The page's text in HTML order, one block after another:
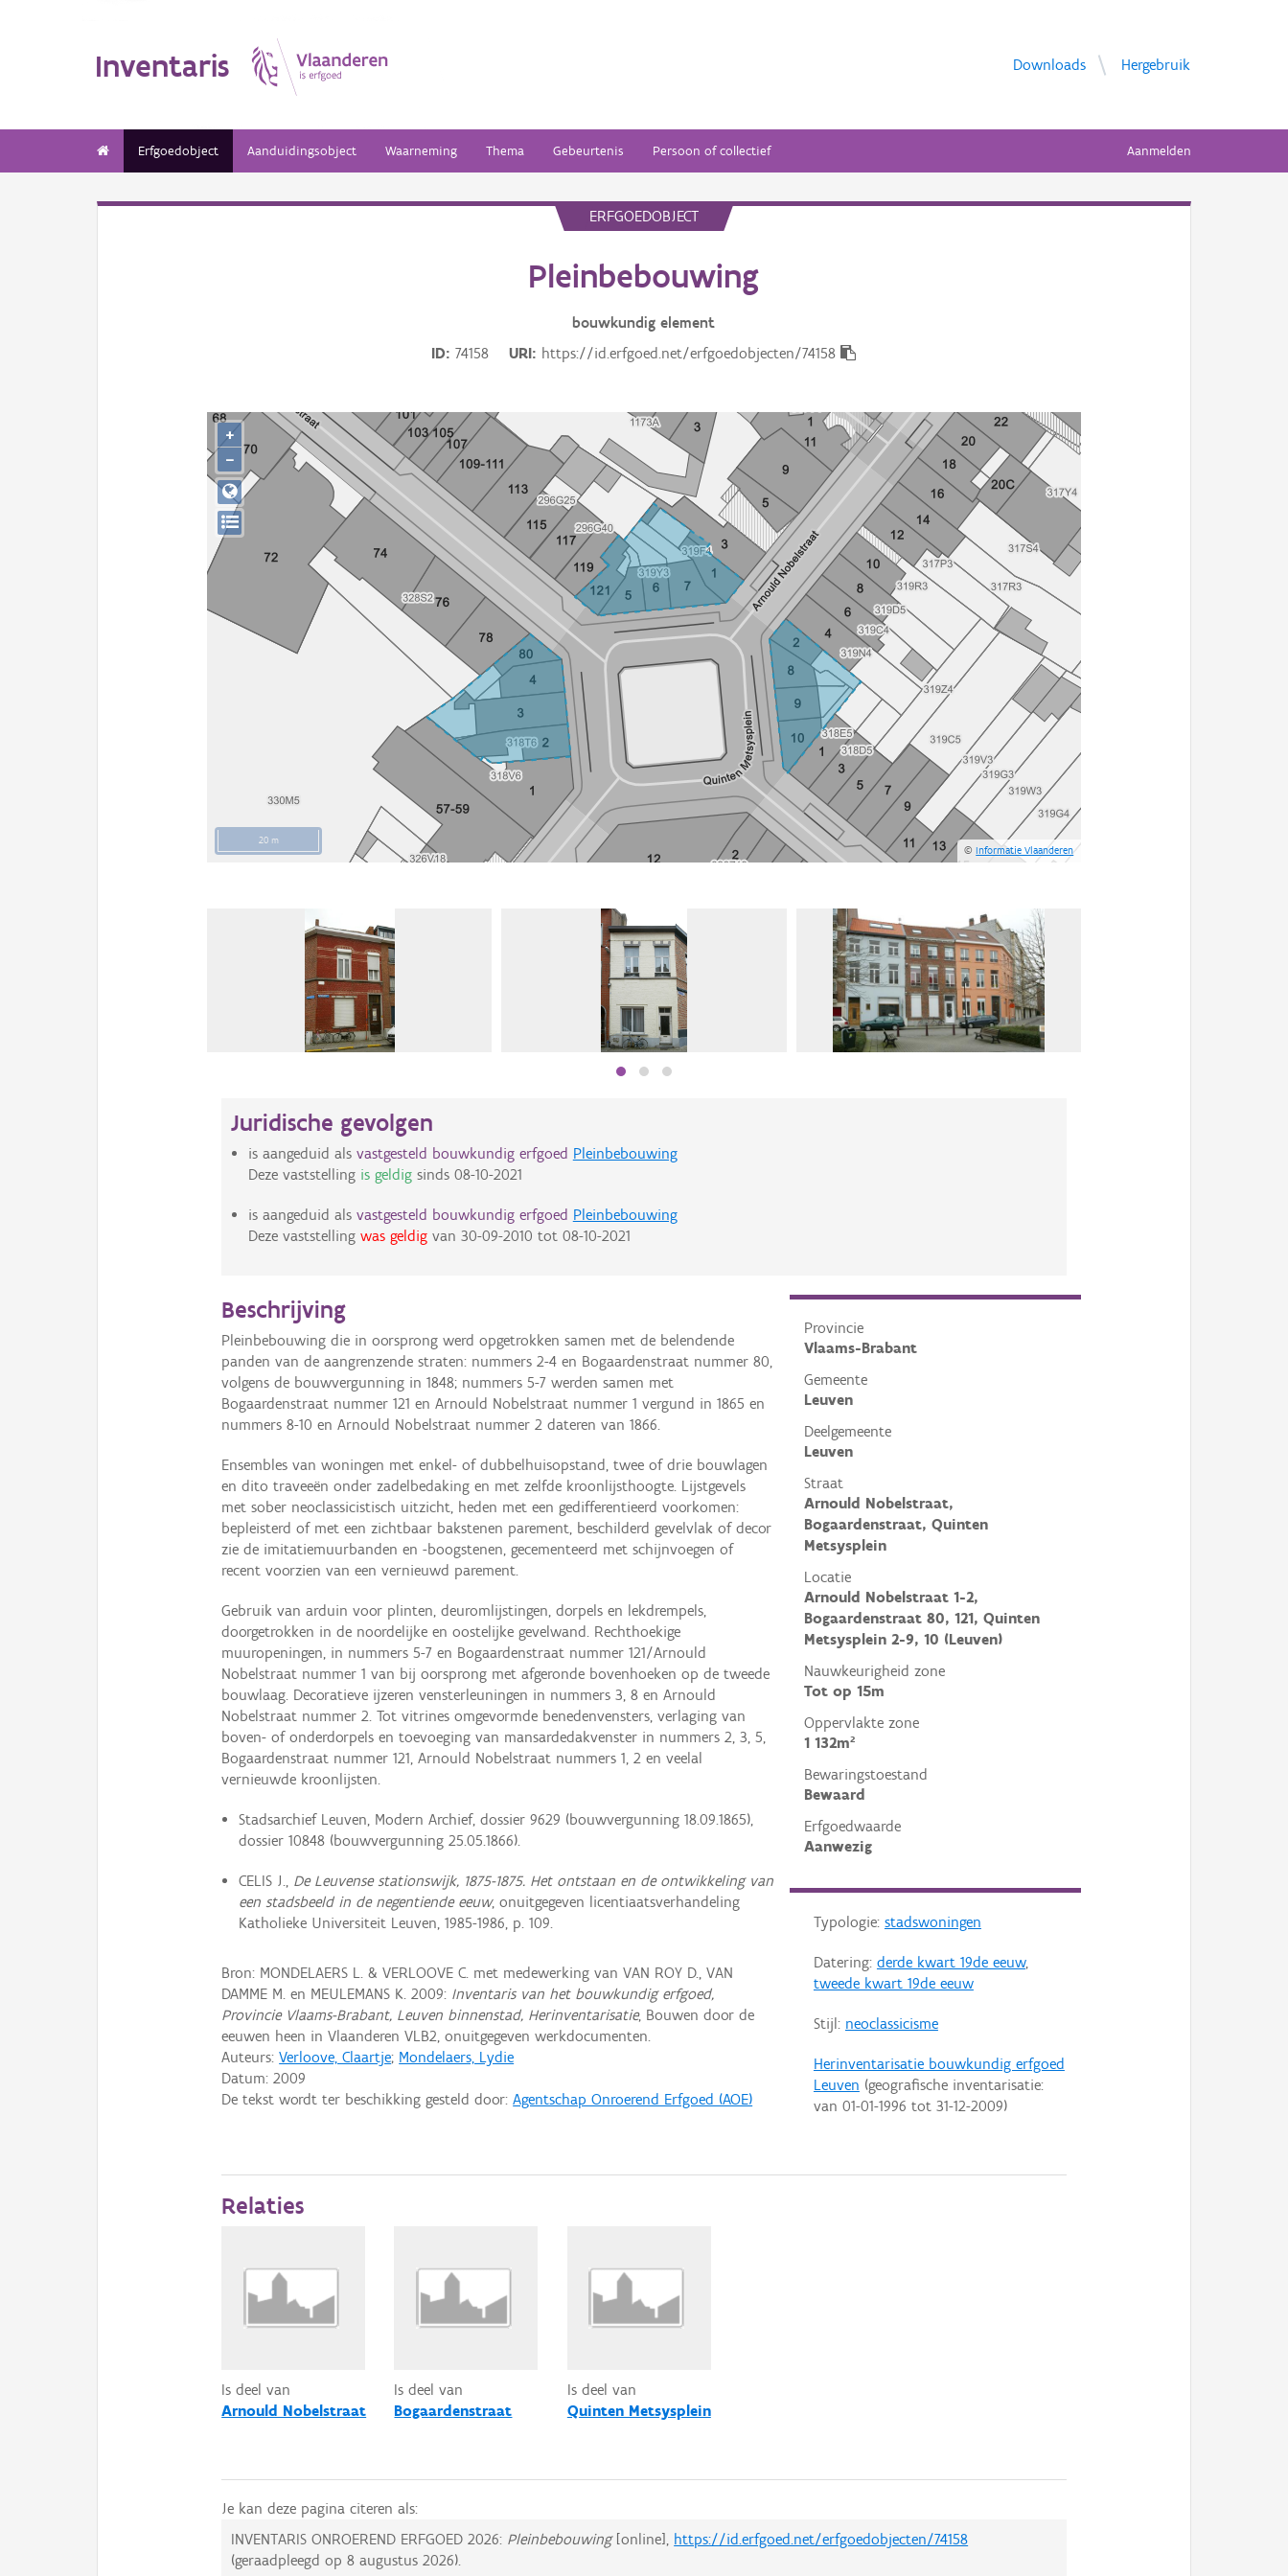
Inventaris Downloads Hergebruik
Erfgoedobject Aanduidingsobject Waarneming Thema Gebeurtenis Persoon of collectief Aanmelden
ERFGOEDOBJECT
Pleinbebouwing
bouwkundig element
ID
74158 URI https://id.erfgoed.net/erfgoedobjecten/74158
20 m
©Informatie Vlaanderen
+
−
Juridische gevolgen
is aangeduid als vastgesteld bouwkundig erfgoed Pleinbebouwing
Deze vaststelling is geldigsinds 08-10-2021
is aangeduid als vastgesteld bouwkundig erfgoed Pleinbebouwing
Deze vaststelling was geldigvan 30-09-2010 tot 08-10-2021
Provincie
Vlaams-Brabant
Gemeente
Leuven
Deelgemeente
Leuven
Straat
Arnould Nobelstraat,
Bogaardenstraat, Quinten
Metsysplein
Locatie
Arnould Nobelstraat 1-2,
Bogaardenstraat 80, 121, Quinten
Metsysplein 2-9, 10 (Leuven)
Nauwkeurigheid zone
Tot op 15m
Oppervlakte zone
1 132m²
Bewaringstoestand
Bewaard
Erfgoedwaarde
Aanwezig
Typologie: stadswoningen
Datering: derde kwart 19de eeuw,
tweede kwart 19de eeuw
Stijl: neoclassicisme
Herinventarisatie bouwkundig erfgoed
Leuven (geografische inventarisatie:
van 01-01-1996 tot 31-12-2009)
Beschrijving
Pleinbebouwing die in oorsprong werd opgetrokken samen met de belendende
panden van de aangrenzende straten: nummers 2-4 en Bogaardenstraat nummer 80,
volgens de bouwvergunning in 1848; nummers 5-7 werden samen met
Bogaardenstraat nummer 121 en Arnould Nobelstraat nummer 1 vergund in 1865 en
nummers 8-10 en Arnould Nobelstraat nummer 2 dateren van 1866.
Ensembles van woningen met enkel- of dubbelhuisopstand, twee of drie bouwlagen
en dito traveeën onder zadelbedaking en met zelfde kroonlijsthoogte. Lijstgevels
met sober neoclassicistisch uitzicht, heden met een gedifferentieerd voorkomen:
bepleisterd of met een zichtbaar bakstenen parement, beschilderd gevelvlak of decor
zie de imitatiemuurbanden en -boogstenen, gecementeerd met schijnvoegen of
recent voorzien van een vernieuwd parement.
Gebruik van arduin voor plinten, deuromlijstingen, dorpels en lekdrempels,
doorgetrokken in de noordelijke en oostelijke gevelwand. Rechthoekige
muuropeningen, in nummers 5-7 en Bogaardenstraat nummer 121/Arnould
Nobelstraat nummer 1 van bij oorsprong met afgeronde bovenhoeken op de tweede
bouwlaag. Decoratieve ijzeren vensterleuningen in nummers 3, 8 en Arnould
Nobelstraat nummer 2. Tot vitrines omgevormde benedenvensters, verlaging van
boven- of onderdorpels en toevoeging van mansardedakvenster in nummers 2, 3, 5,
Bogaardenstraat nummer 121, Arnould Nobelstraat nummers 1, 2 en veelal
vernieuwde kroonlijsten.
Stadsarchief Leuven, Modern Archief, dossier 9629 (bouwvergunning 18.09.1865),
dossier 10848 (bouwvergunning 25.05.1866).
CELIS J., De Leuvense stationswijk, 1875-1875. Het ontstaan en de ontwikkeling van
een stadsbeeld in de negentiende eeuw, onuitgegeven licentiaatsverhandeling
Katholieke Universiteit Leuven, 1985-1986, p. 109.
Bron: MONDELAERS L. & VERLOOVE C. met medewerking van VAN ROY D., VAN
DAMME M. en MEULEMANS K. 2009: Inventaris van het bouwkundig erfgoed,
Provincie Vlaams-Brabant, Leuven binnenstad, Herinventarisatie, Bouwen door de
eeuwen heen in Vlaanderen VLB2, onuitgegeven werkdocumenten.
Auteurs:Verloove, Claartje; Mondelaers, Lydie
Datum:2009
De tekst wordt ter beschikking gesteld door:Agentschap Onroerend Erfgoed (AOE)
Relaties
Is deel van
Arnould Nobelstraat
Is deel van
Bogaardenstraat
Is deel van
Quinten Metsysplein
Je kan deze pagina citeren als:
INVENTARIS ONROEREND ERFGOED 2026: Pleinbebouwing[online], https://id.erfgoed.net/erfgoedobjecten/74158
(geraadpleegd op8 augustus 2026).